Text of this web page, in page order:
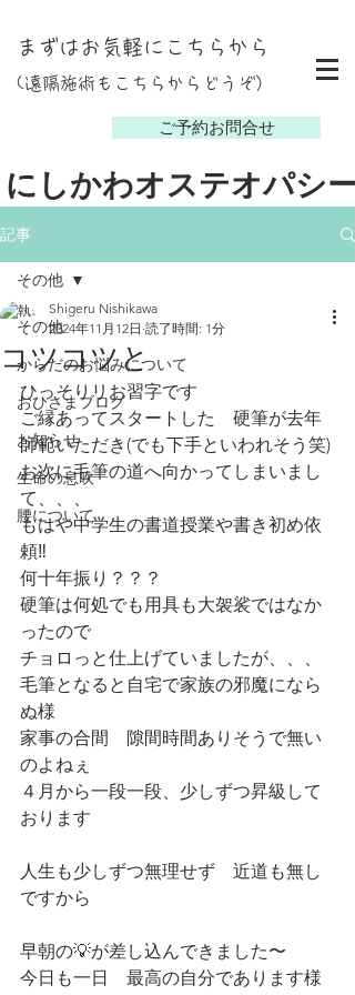
ご予約お問合せ
にしかわオステオパシー
まずはお気軽にこちらから
(遠隔施術もこちらからどうぞ）
記事
その他
からだのお悩みについて
おひさまブログ
お知らせ
生命の息吹
腰について
その他
コツコツと
Shigeru Nishikawa
2024年11月12日 読了時間: 1分
ひっそりリお習字です
ご縁あってスタートした　硬筆が去年
師範いただき(でも下手といわれそう笑)
お次に毛筆の道へ向かってしまいまし
て、、、
もはや中学生の書道授業や書き初め依
頼‼️
何十年振り？？？
硬筆は何処でも用具も大袈裟ではなか
ったので
チョロっと仕上げていましたが、、、
毛筆となると自宅で家族の邪魔になら
ぬ様
家事の合間　隙間時間ありそうで無い
のよねぇ
４月から一段一段、少しずつ昇級して
おります
人生も少しずつ無理せず　近道も無し
ですから
早朝の💡が差し込んできました〜
今日も一日　最高の自分であります様